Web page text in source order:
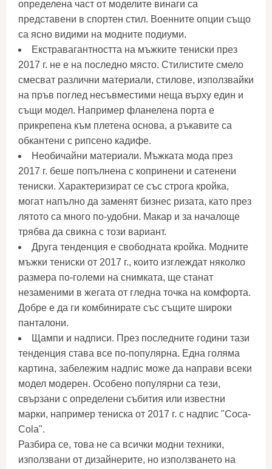
определена част от моделите винаги са
представени в спортен стил. Военните опции също
са ясно видими на модните подиуми.
Екстравагантността на мъжките тениски през
2017 г. не е на последно място. Стилистите смело
смесват различни материали, стилове, използвайки
на пръв поглед несъвместими неща върху един и
същи модел. Например фланелена порта е
прикрепена към плетена основа, а ръкавите са
обкантени с рипсено кадифе.
Необичайни материали. Мъжката мода през
2017 г. беше попълнена с копринени и сатенени
тениски. Характеризират се със строга кройка,
могат напълно да заменят бизнес ризата, като през
лятото са много по-удобни. Макар и за началоще
трябва да свикна с този вариант.
Друга тенденция е свободната кройка. Модните
мъжки тениски от 2017 г., които изглеждат няколко
размера по-големи на снимката, ще станат
незаменими в жегата от гледна точка на комфорта.
Добре е да ги комбинирате със същите широки
панталони.
Щампи и надписи. През последните години тази
тенденция става все по-популярна. Една голяма
картина, забележим надпис може да направи всеки
модел модерен. Особено популярни са тези,
свързани с определени събития или известни
марки, например тениска от 2017 г. с надпис "Coca-
Cola".
Разбира се, това не са всички модни техники,
използвани от дизайнерите, но използването на